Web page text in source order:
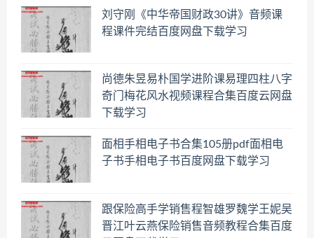
刘守刚《中华帝国财政30讲》音频课
程课件完结百度网盘下载学习
尚德朱昱易朴国学进阶课易理四柱八字
奇门梅花风水视频课程合集百度云网盘
下载学习
面相手相电子书合集105册pdf面相电
子书手相电子书百度网盘下载学习
跟保险高手学销售程智雄罗魏学王妮吴
晋江叶云燕保险销售音频教程合集百度